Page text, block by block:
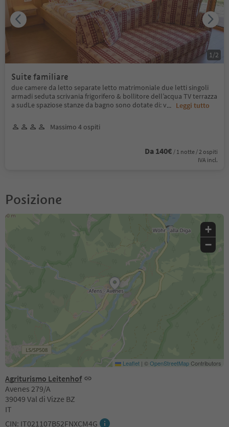
Suite familiare
due camere da letto separate letto matrimoniale due letti singoli
armadi seduta scrivania frigorifero & bollitore dell’acqua TV terrazza
a sudLe spaziose stanze da bagno sono dotate di: v... Leggi tutto
Massimo 4 ospiti
Da 140€ / 1 notte / 2 ospiti
IVA incl.
1 /2
Posizione
Agriturismo Leitenhof
Avenes 279/A
39049 Val di Vizze BZ
IT
CIN: IT021107B52FNXCM4G
+
−
Leaflet | ©OpenStreetMapContributors